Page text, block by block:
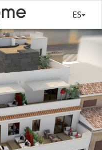
ES